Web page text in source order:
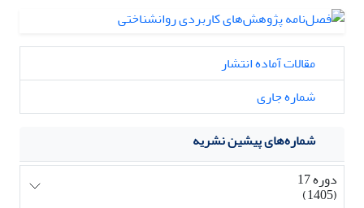
مقالات آماده انتشار
شماره جاری
شماره‌های پیشین نشریه
دوره 17
(1405)